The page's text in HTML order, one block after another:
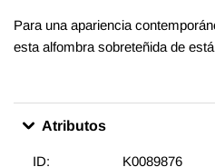
Para una apariencia
esta alfombra sobreteñida de
revitalización de una alfombra
cm . El proceso de creación de
por esquilar para bajar la pila y
Atributos
ID:
K0089876